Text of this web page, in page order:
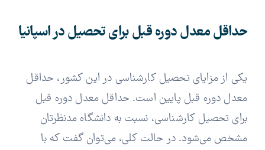
حداقل معدل دوره قبل برای تحصیل در اسپانیا
یکی از مزایای تحصیل کارشناسی در این کشور، حداقل
معدل دوره قبل پایین است. حداقل معدل دوره قبل
برای تحصیل کارشناسی، نسبت به دانشگاه مدنظرتان
مشخص می‌شود. در حالت کلی، می‌توان گفت که با